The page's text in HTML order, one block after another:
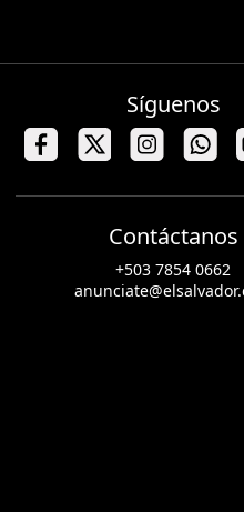
Síguenos
Contáctanos
+503 7854 0662